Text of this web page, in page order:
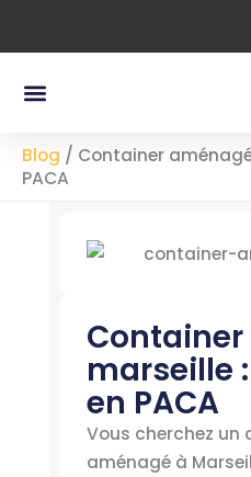
Menu
Blog / Container
PACA
marseille
en PACA
Vous cherchez un
aménagé à